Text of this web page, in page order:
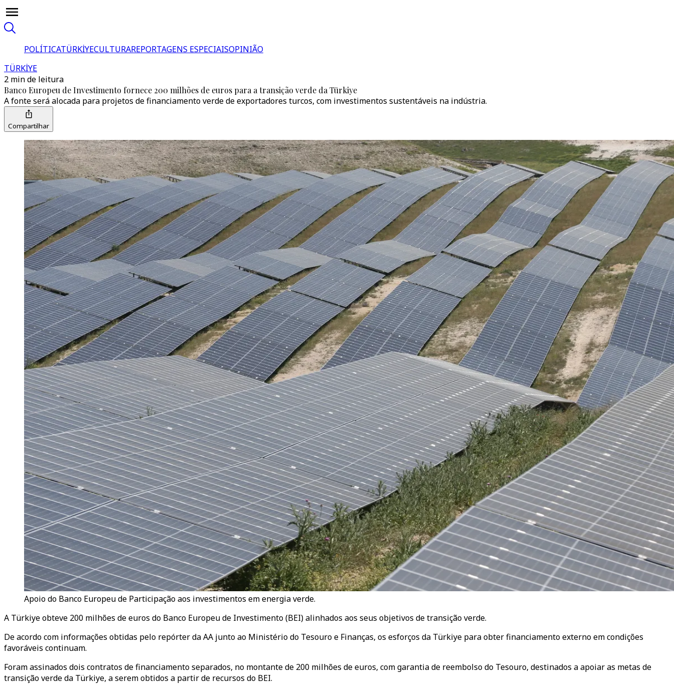
POLÍTICATÜRKİYECULTURAREPORTAGENS ESPECIAISOPINIÃO
TÜRKİYE
2 min de leitura
Banco Europeu de Investimento fornece 200 milhões de euros para a transição verde da Türkiye
A fonte será alocada para projetos de financiamento verde de exportadores turcos, com investimentos sustentáveis na indústria.
Compartilhar
Apoio do Banco Europeu de Participação aos investimentos em energia verde.
A Türkiye obteve 200 milhões de euros do Banco Europeu de Investimento (BEI) alinhados aos seus objetivos de transição verde.
De acordo com informações obtidas pelo repórter da AA junto ao Ministério do Tesouro e Finanças, os esforços da Türkiye para obter financiamento externo em condições
favoráveis continuam.
Foram assinados dois contratos de financiamento separados, no montante de 200 milhões de euros, com garantia de reembolso do Tesouro, destinados a apoiar as metas de
transição verde da Türkiye, a serem obtidos a partir de recursos do BEI.